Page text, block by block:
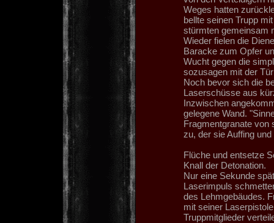
Weges hatten
bellte seinen Trupp
stürmten gemeinsam
Wieder fielen die
Baracke zum Opfer
Wucht gegen die
sozusagen mit der
Noch bevor sich die
Laserschüsse aus
Inzwischen
gelegene Wand.
Fragmentgranate von
zu, der sie Auffing
Flüche und entsetze
Knall der Detonation.
Nur eine Sekunde
Laserimpuls
des Lehmgebäudes.
mit seiner
Truppmitglieder